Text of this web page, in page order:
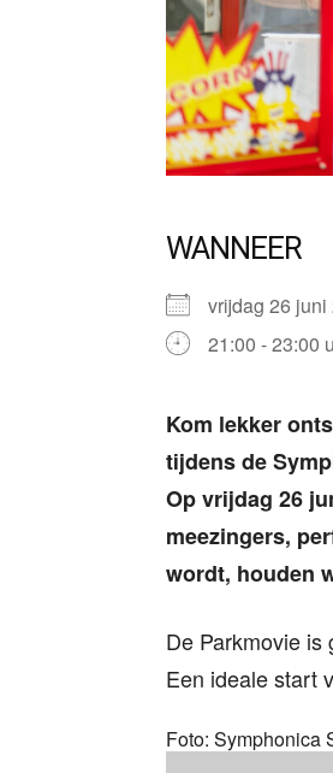
WANNEER
vrijdag 26 juni
21:00 - 23:00
Kom lekker
tijdens de
Op vrijdag 26
meezingers,
wordt, houden
De Parkmovie is
Een ideale start
Foto: Symphonica